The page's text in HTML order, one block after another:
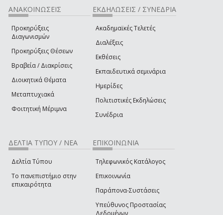
ΑΝΑΚΟΙΝΩΣΕΙΣ
Προκηρύξεις
Διαγωνισμών
Προκηρύξεις Θέσεων
Βραβεία / Διακρίσεις
Διοικητικά Θέματα
Μεταπτυχιακά
Φοιτητική Μέριμνα
ΕΚΔΗΛΩΣΕΙΣ / ΣΥΝΕΔΡΙΑ
Ακαδημαϊκές Τελετές
Διαλέξεις
Εκθέσεις
Εκπαιδευτικά σεμινάρια
Ημερίδες
Πολιτιστικές Εκδηλώσεις
Συνέδρια
ΔΕΛΤΙΑ ΤΥΠΟΥ / ΝΕΑ
Δελτία Τύπου
Το πανεπιστήμιο στην
επικαιρότητα
ΕΠΙΚΟΙΝΩΝΙΑ
Τηλεφωνικός Κατάλογος
Επικοινωνία
Παράπονα-Συστάσεις
Υπεύθυνος Προστασίας
Δεδομένων